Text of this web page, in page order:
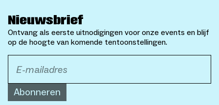
Nieuwsbrief
Ontvang als eerste uitnodigingen voor onze events en blijf
op de hoogte van komende tentoonstellingen.
Abonneren